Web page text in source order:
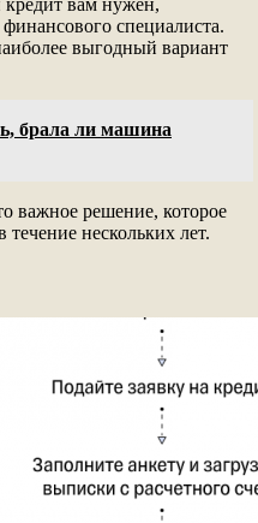
кредит вам нужен,
специалиста.
выгодный вариант
брала ли машина
важное решение, которое
нескольких лет.